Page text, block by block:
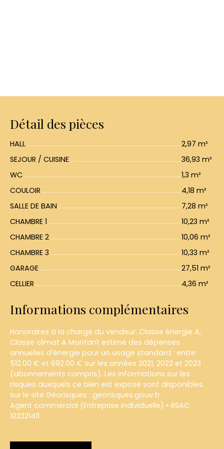
Détail des pièces
HALL
2,97 m²
SEJOUR / CUISINE
36,93 m²
WC
1,3 m²
COULOIR
4,18 m²
SALLE DE BAIN
7,28 m²
CHAMBRE 1
10,23 m²
CHAMBRE 2
10,06 m²
CHAMBRE 3
10,33 m²
GARAGE
27,51 m²
CELLIER
4,36 m²
Informations complémentaires
Honoraires à la charge du vendeur. Classe énergie A,
Classe climat A Montant estimé des dépenses
annuelles d'énergie pour un usage standard : entre
512.00 € et 692.00 € sur les années 2021, 2022 et 2023
(abonnements compris). Les informations sur les
risques auxquels ce bien est exposé sont disponibles
sur le site Géorisques : georisques.gouv.fr.
Agent commercial (Entreprise individuelle) • RSAC
102321411